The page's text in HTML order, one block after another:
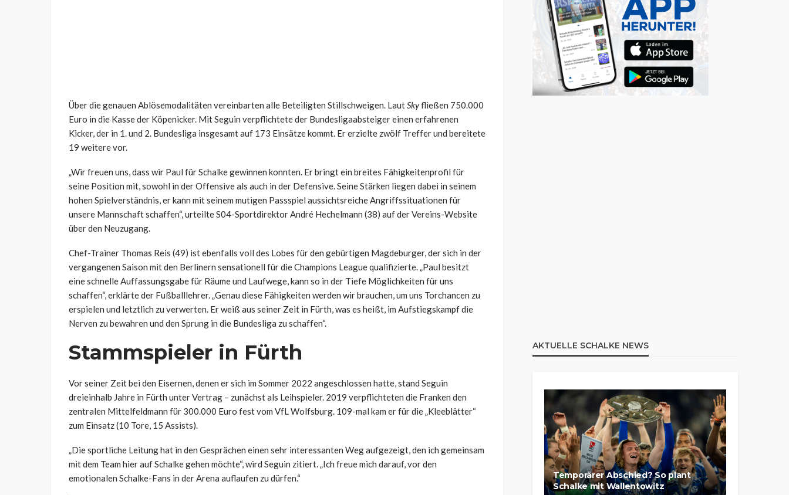
Über die genauen Ablösemodalitäten vereinbarten alle Beteiligten Stillschweigen. LautSkyfließen 750.000
Euro in die Kasse der Köpenicker. Mit Seguin verpflichtete der Bundesligaabsteiger einen erfahrenen
Kicker, der in 1. und 2. Bundesliga insgesamt auf 173 Einsätze kommt. Er erzielte zwölf Treffer und bereitete
19 weitere vor.
„Wir freuen uns, dass wir Paul für Schalke gewinnen konnten. Er bringt ein breites Fähigkeitenprofil für
seine Position mit, sowohl in der Offensive als auch in der Defensive. Seine Stärken liegen dabei in seinem
hohen Spielverständnis, er kann mit seinem mutigen Passspiel aussichtsreiche Angriffssituationen für
unsere Mannschaft schaffen“, urteilte S04-Sportdirektor André Hechelmann (38) auf der Vereins-Website
über den Neuzugang.
Chef-Trainer Thomas Reis (49) ist ebenfalls voll des Lobes für den gebürtigen Magdeburger, der sich in der
vergangenen Saison mit den Berlinern sensationell für die Champions League qualifizierte. „Paul besitzt
eine schnelle Auffassungsgabe für Räume und Laufwege, kann so in der Tiefe Möglichkeiten für uns
schaffen“, erklärte der Fußballlehrer. „Genau diese Fähigkeiten werden wir brauchen, um uns Torchancen zu
erspielen und letztlich zu verwerten. Er weiß aus seiner Zeit in Fürth, was es heißt, im Aufstiegskampf die
Nerven zu bewahren und den Sprung in die Bundesliga zu schaffen“.
Stammspieler in Fürth
Vor seiner Zeit bei den Eisernen, denen er sich im Sommer 2022 angeschlossen hatte, stand Seguin
dreieinhalb Jahre in Fürth unter Vertrag – zunächst als Leihspieler. 2019 verpflichteten die Franken den
zentralen Mittelfeldmann für 300.000 Euro fest vom VfL Wolfsburg. 109-mal kam er für die „Kleeblätter“
zum Einsatz (10 Tore, 15 Assists).
„Die sportliche Leitung hat in den Gesprächen einen sehr interessanten Weg aufgezeigt, den ich gemeinsam
mit dem Team hier auf Schalke gehen möchte“, wird Seguin zitiert. „Ich freue mich darauf, vor den
emotionalen Schalke-Fans in der Arena auflaufen zu dürfen.“
AKTUELLE SCHALKE NEWS
Temporärer Abschied? So plant
Schalke mit Wallentowitz